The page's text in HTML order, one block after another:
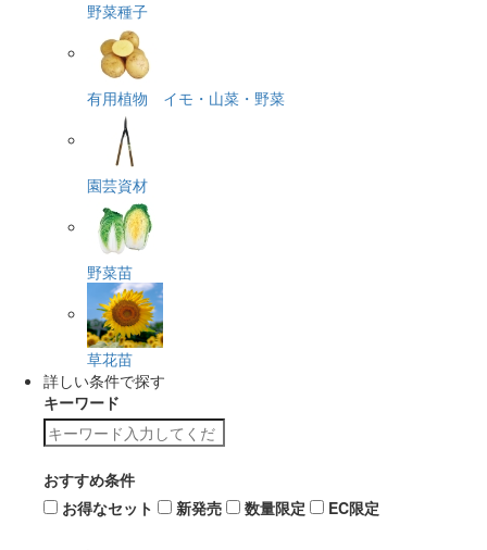
野菜種子
有用植物 イモ・山菜・野菜
園芸資材
野菜苗
草花苗
詳しい条件で探す
キーワード
おすすめ条件
お得なセット
新発売 数量限定 EC限定